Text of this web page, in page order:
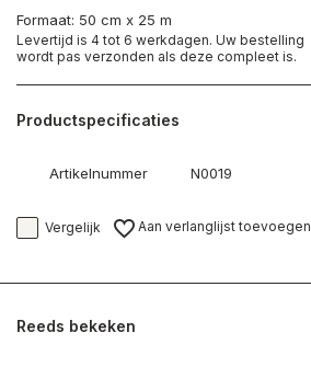
Formaat: 50 cm x 25 m
Levertijd is 4 tot 6 werkdagen. Uw bestelling
wordt pas verzonden als deze compleet is.
Productspecificaties
Artikelnummer N0019
Vergelijk Aan verlanglijst toevoegen
Reeds bekeken